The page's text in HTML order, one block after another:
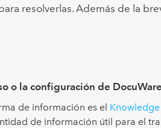
resolverlas. Además de la
o la configuración de DocuWare
de información es el
de información útil para el